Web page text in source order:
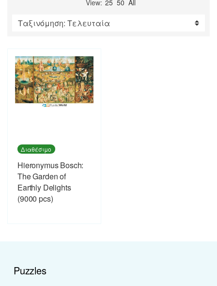
View: 25 50 All
Διαθέσιμο
Hieronymus Bosch:
The Garden of
Earthly Delights
(9000 pcs)
Puzzles